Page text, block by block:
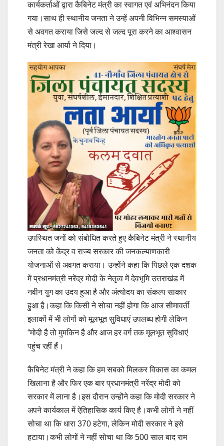
कार्यकर्ताओं द्वारा कैबिनेट मंत्री का स्वागत एवं अभिनंदन किया
गया।साथ ही स्थानीय जनता ने उन्हें अपनी विभिन्न समस्याओं
से अवगत कराया जिसे जल्द से जल्द पूरा करने का आश्वासन
मंत्री रेखा आर्या ने दिया।
उपस्थित जनों को संबोधित करते हुए कैबिनेट मंत्री ने स्थानीय
जनता को केंद्र व राज्य सरकार की जनकल्याणकारी
योजनाओं से अवगत कराया। उन्होंने कहा कि पिछले एक दशक
में प्रधानमंत्री नरेंद्र मोदी के नेतृत्व में देवभूमि उत्तराखंड में
नवीन युग का उदय हुआ है और अंत्योदय का संकल्प साकार
हुआ है।कहा कि किसी ने सोचा नहीं होगा कि आज सीमावर्ती
इलाकों में भी लोगों को मूलभूत सुविधाएं उपलब्ध होगी लेकिन
“मोदी है तो मुमकिन है और आज हर वर्ग तक मूलभूत सुविधाएं
पहुंच रहीं हैं।
कैबिनेट मंत्री ने कहा कि हम सबको मिलकर विकास का कमल
खिलाना है और फिर एक बार प्रधानमंत्री नरेंद्र मोदी को
सरकार में लाना है।इस दौरान उन्होंने कहा कि मोदी सरकार ने
अपने कार्यकाल में ऐतिहासिक कार्य किए है।कभी लोगों ने नहीं
सोचा था कि धारा 370 हटेगा, लेकिन मोदी सरकार ने इसे
हटाया।कभी लोगों ने नहीं सोचा था कि 500 साल बाद राम